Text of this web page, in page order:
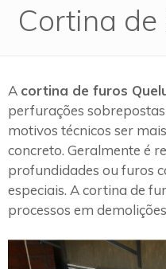
Cortina de
A cortina de furos
perfurações
motivos técnicos ser
concreto. Geralmente é
profundidades ou furos
especiais. A cortina de
processos em